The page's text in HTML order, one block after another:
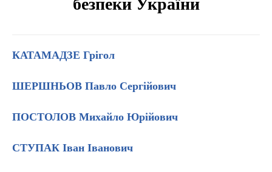
безпеки України
КАТАМАДЗЕ Грігол
ШЕРШНЬОВ Павло Сергійович
ПОСТОЛОВ Михайло Юрійович
CТУПАК Іван Іванович